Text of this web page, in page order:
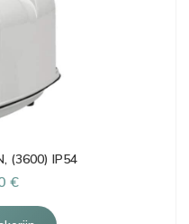
(3600) IP54
€